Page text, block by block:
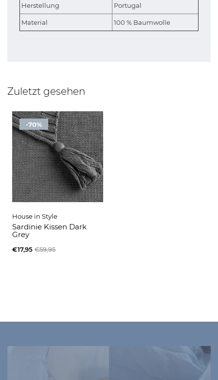
Herstellung Portugal
Material 100 % Baumwolle
Zuletzt gesehen
-70%
House in Style
Sardinie Kissen Dark
Grey
€17,95 €59,95